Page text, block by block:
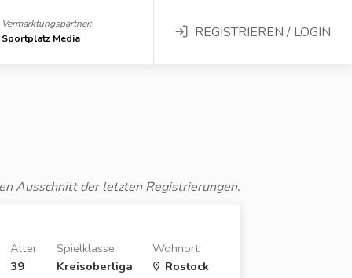
Vermarktungspartner:
Sportplatz Media
REGISTRIEREN / LOGIN
Ausschnitt der letzten Registrierungen.
Wohnort
Rostock
Spielklasse
Kreisoberliga
Alter
39